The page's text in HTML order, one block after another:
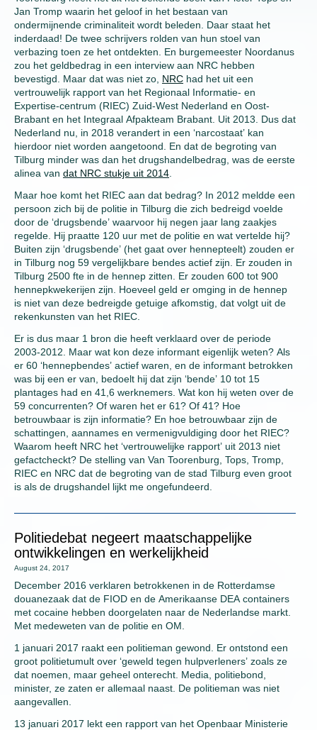
Jan Tromp waarin het geloof in het bestaan van
ondermijnende criminaliteit wordt beleden. Daar staat het
inderdaad! De twee schrijvers rolden van hun stoel van
verbazing toen ze het ontdekten. En burgemeester Noordanus
zou het geldbedrag in een interview aan NRC hebben
bevestigd. Maar dat was niet zo, NRC had het uit een
vertrouwelijk rapport van het Regionaal Informatie- en
Expertise-centrum (RIEC) Zuid-West Nederland en Oost-
Brabant en het Integraal Afpakteam Brabant. Uit 2013. Dus dat
Nederland nu, in 2018 verandert in een ‘narcostaat’ kan
hierdoor niet worden aangetoond. En dat de begroting van
Tilburg minder was dan het drugshandelbedrag, was de eerste
alinea van dat NRC stukje uit 2014
Maar hoe komt het RIEC aan dat bedrag? In 2012 meldde een
persoon zich bij de politie in Tilburg die zich bedreigd voelde
door de ‘drugsbende’ waarvoor hij negen jaar lang zaakjes
regelde. Hij praatte 120 uur met de politie en wat vertelde hij?
Buiten zijn ‘drugsbende’ (het gaat over hennepteelt) zouden er
in Tilburg nog 59 vergelijkbare bendes actief zijn. Er zouden in
Tilburg 2500 fte in de hennep zitten. Er zouden 600 tot 900
hennepkwekerijen zijn. Hoeveel geld er omging in de hennep
is niet van deze bedreigde getuige afkomstig, dat volgt uit de
rekenkunsten van het RIEC.
Er is dus maar 1 bron die heeft verklaard over de periode
2003-2012. Maar wat kon deze informant eigenlijk weten? Als
er 60 ‘hennepbendes’ actief waren, en de informant betrokken
was bij een er van, bedoelt hij dat zijn ‘bende’ 10 tot 15
plantages had en 41,6 werknemers. Wat kon hij weten over de
59 concurrenten? Of waren het er 61? Of 41? Hoe
betrouwbaar is zijn informatie? En hoe betrouwbaar zijn de
schattingen, aannames en vermenigvuldiging door het RIEC?
Waarom heeft NRC het ‘vertrouwelijke rapport’ uit 2013 niet
gefactcheckt? De stelling van Van Toorenburg, Tops, Tromp,
RIEC en NRC dat de begroting van de stad Tilburg even groot
is als de drugshandel lijkt me ongefundeerd.
Politiedebat negeert maatschappelijke
ontwikkelingen en werkelijkheid
August 24, 2017
December 2016 verklaren betrokkenen in de Rotterdamse
douanezaak dat de FIOD en de Amerikaanse DEA containers
met cocaine hebben doorgelaten naar de Nederlandse markt.
Met medeweten van de politie en OM.
1 januari 2017 raakt een politieman gewond. Er ontstond een
groot politietumult over ‘geweld tegen hulpverleners’ zoals ze
dat noemen, maar geheel onterecht. Media, politiebond,
minister, ze zaten er allemaal naast. De politieman was niet
aangevallen.
13 januari 2017 lekt een rapport van het Openbaar Ministerie